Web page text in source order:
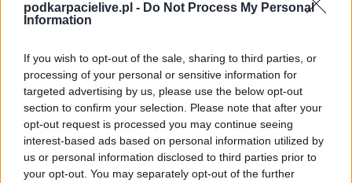
podkarpacielive.pl - Do Not Process My Personal
Information
If you wish to opt-out of the sale, sharing to third parties, or
processing of your personal or sensitive information for
targeted advertising by us, please use the below opt-out
section to confirm your selection. Please note that after your
opt-out request is processed you may continue seeing
interest-based ads based on personal information utilized by
us or personal information disclosed to third parties prior to
your opt-out. You may separately opt-out of the further
Więcej o meczu: Hiszpania - Republika Zielonego
Przylądka
Więcej o lidze:gr. H - MŚ 2026